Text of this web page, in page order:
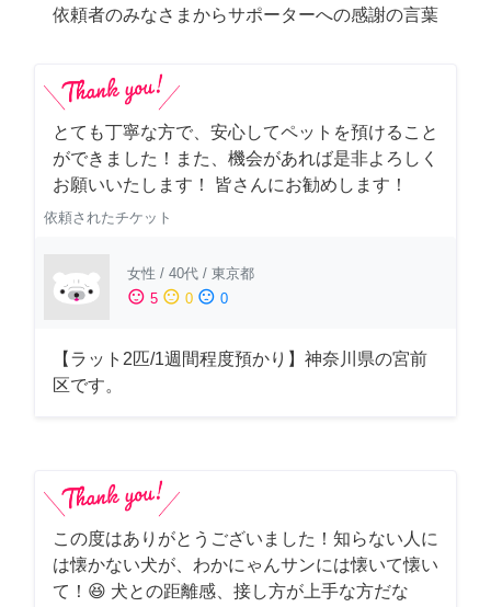
依頼者のみなさまからサポーターへの感謝の言葉
とても丁寧な方で、安心してペットを預けること
ができました！また、機会があれば是非よろしく
お願いいたします！ 皆さんにお勧めします！
依頼されたチケット
女性 / 40代 / 東京都
sentiment_satisfied 5 sentiment_neutral 0 sentiment_dissatisfied 0
【ラット2匹/1週間程度預かり】神奈川県の宮前
区です。
この度はありがとうございました！知らない人に
は懐かない犬が、わかにゃんサンには懐いて懐い
て！😆 犬との距離感、接し方が上手な方だな